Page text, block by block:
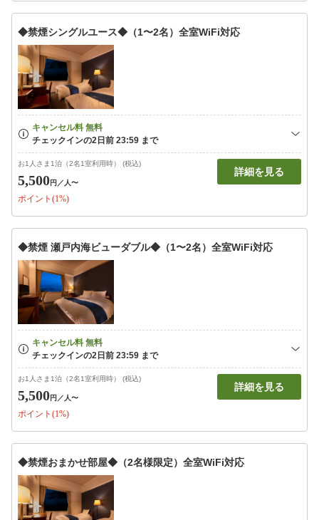
◆禁煙シングルユース◆（1〜2名）全室WiFi対応
お1人さま1泊（2名1室利用時） (税込)
5,500円 ／人〜
ポイント(1%)
詳細を見る
◆禁煙 瀬戸内海ビューダブル◆（1〜2名）全室WiFi対応
お1人さま1泊（2名1室利用時） (税込)
5,500円 ／人〜
ポイント(1%)
詳細を見る
◆禁煙おまかせ部屋◆（2名様限定）全室WiFi対応